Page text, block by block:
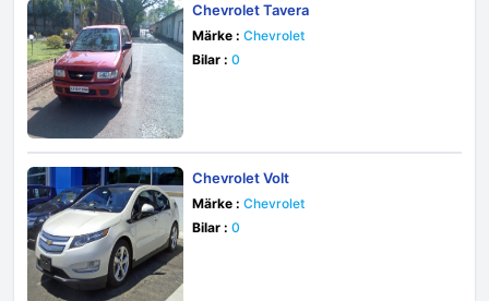
Chevrolet Tavera
Märke : Chevrolet
Bilar : 0
Chevrolet Volt
Märke : Chevrolet
Bilar : 0